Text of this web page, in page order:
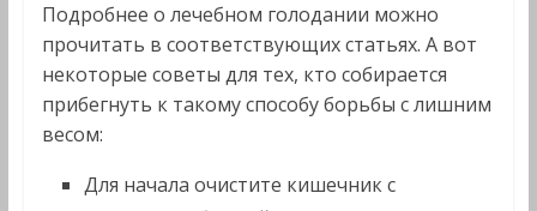
Подробнее о лечебном голодании можно
прочитать в соответствующих статьях. А вот
некоторые советы для тех, кто собирается
прибегнуть к такому способу борьбы с лишним
весом:
Для начала очистите кишечник с